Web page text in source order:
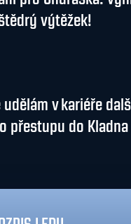
výtěžek!
udělám v kariéře
přestupu do Kladna